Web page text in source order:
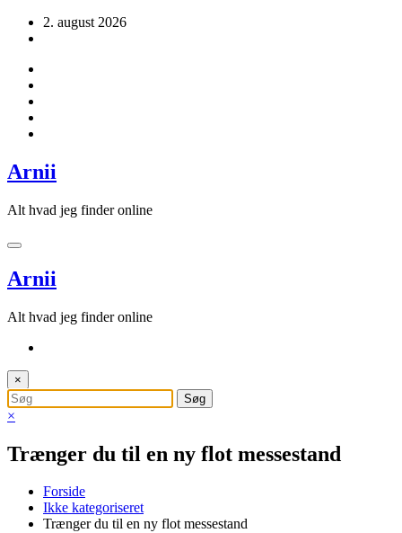
Videre 2. august 2026
Arnii
Alt hvad jeg finder online
Arnii
Alt hvad jeg finder online
×
×
Trænger du til en ny flot messestand
Forside
Ikke kategoriseret
Trænger du til en ny flot messestand